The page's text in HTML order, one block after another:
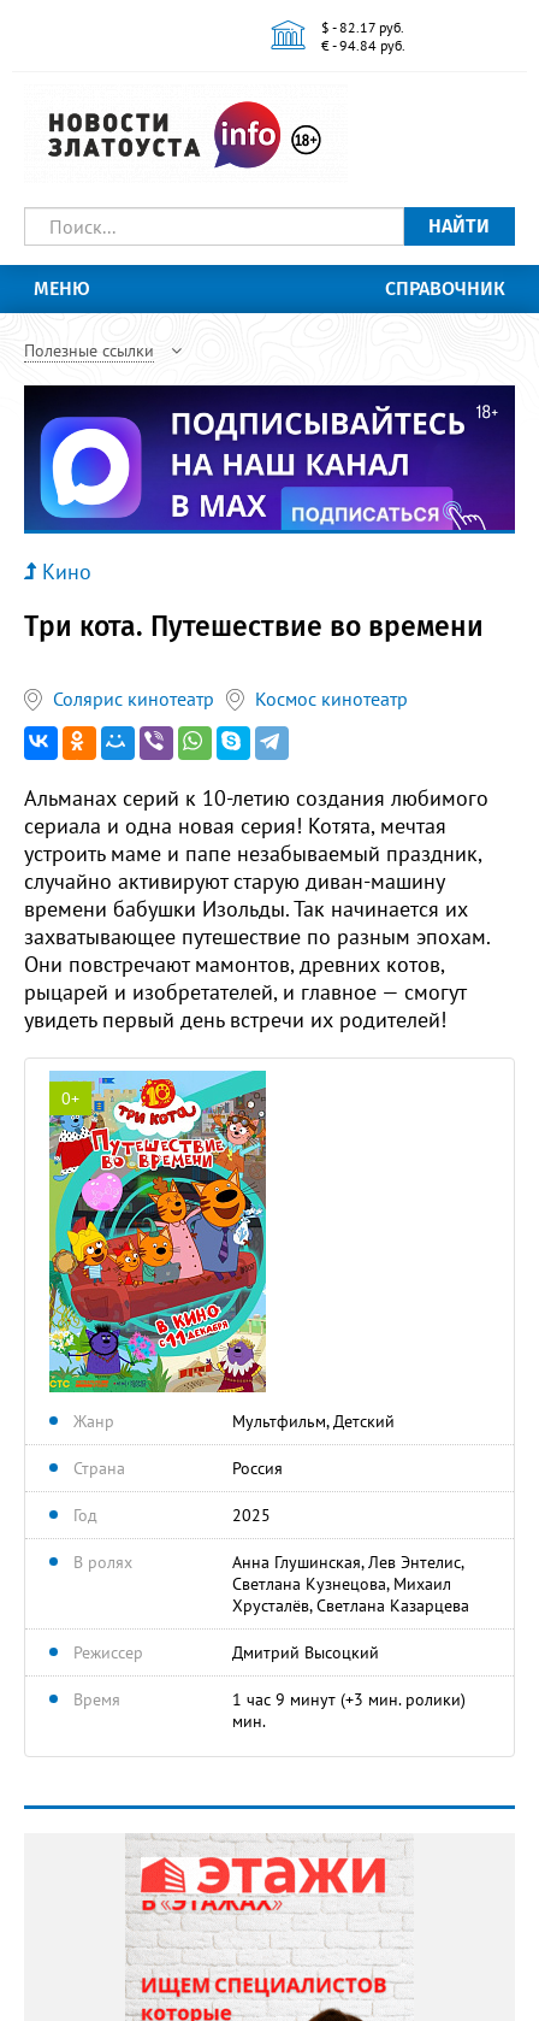
$ - 82.17 руб.
€ - 94.84 руб.
НАЙТИ
МЕНЮ СПРАВОЧНИК
Полезные ссылки
Кино
Три кота. Путешествие во времени
Солярис кинотеатр Космос кинотеатр
Альманах серий к 10-летию создания любимого
сериала и одна новая серия! Котята, мечтая
устроить маме и папе незабываемый праздник,
случайно активируют старую диван-машину
времени бабушки Изольды. Так начинается их
захватывающее путешествие по разным эпохам.
Они повстречают мамонтов, древних котов,
рыцарей и изобретателей, и главное — смогут
увидеть первый день встречи их родителей!
0+
Жанр Мультфильм, Детский
Страна Россия
Год 2025
В ролях
Анна Глушинская, Лев Энтелис,
Светлана Кузнецова, Михаил
Хрусталёв, Светлана Казарцева
Режиссер Дмитрий Высоцкий
Время
1 час 9 минут (+3 мин. ролики)
мин.